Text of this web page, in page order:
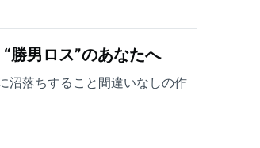
勝男ロス”のあなたへ
沼落ちすること間違いなしの作